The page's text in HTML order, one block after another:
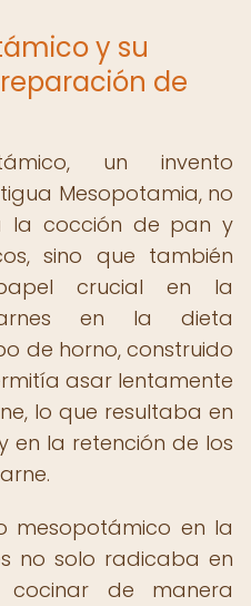
y su
de
un invento
Mesopotamia, no
la cocción de pan y
sino que también
crucial en la
en la dieta
de horno, construido
asar lentamente
lo que resultaba en
en la retención de los
mesopotámico en la
no solo radicaba en
de manera